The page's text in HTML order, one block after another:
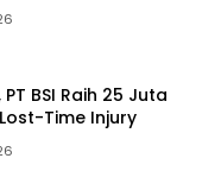
BSI Raih 25 Juta
Time Injury